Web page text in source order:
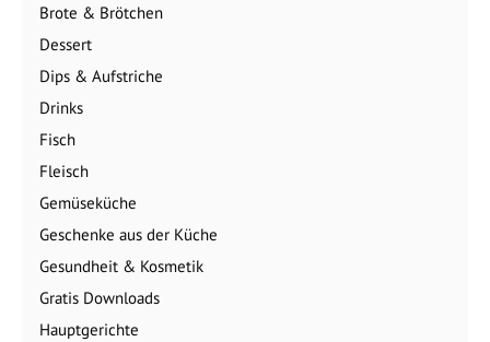
Brote & Brötchen
Dessert
Dips & Aufstriche
Drinks
Fisch
Fleisch
Gemüseküche
Geschenke aus der Küche
Gesundheit & Kosmetik
Gratis Downloads
Hauptgerichte